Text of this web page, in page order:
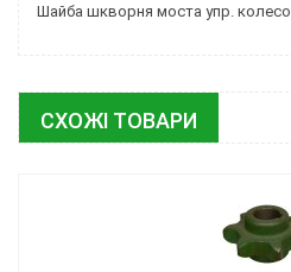
Шайба шкворня моста упр. колесо
СХОЖІ ТОВАРИ